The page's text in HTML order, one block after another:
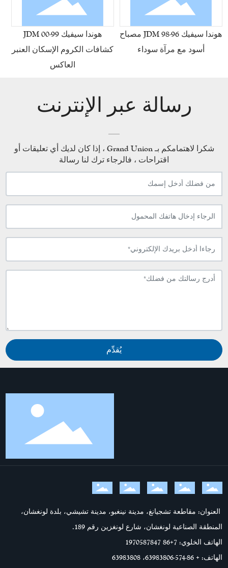
هوندا سيفيك 96-98 JDM مصباح
أسود مع مرآة سوداء
هوندا سيفيك 99-00 JDM
كشافات الكروم الإسكان العنبر
العاكس
رسالة عبر الإنترنت
شكرا لاهتمامكم بـ Grand Union ، إذا كان لديك أي تعليقات أو
اقتراحات ، فالرجاء ترك لنا رسالة
يُقدِّم
العنوان: مقاطعة تشجيانغ، مدينة نينغبو، مدينة تشيشي، بلدة لونغشان،
المنطقة الصناعية لونغشان، شارع لونغزين رقم 189.
الهاتف الخلوي: 7 +86 1970587847
الهاتف:+ 86-574-63983806 ،63983808